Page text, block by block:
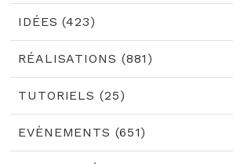
IDÉES (423)
RÉALISATIONS (881)
TUTORIELS (25)
EVÈNEMENTS (651)